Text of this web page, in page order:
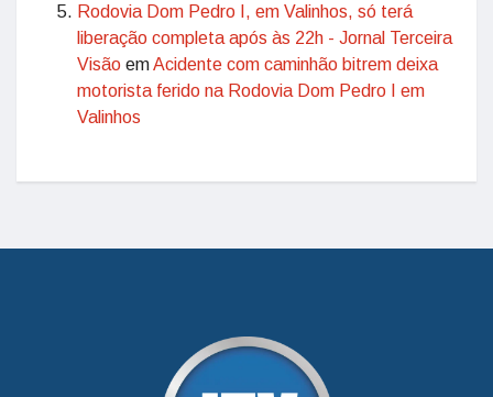
Rodovia Dom Pedro I, em Valinhos, só terá
liberação completa após às 22h - Jornal Terceira
Visão emAcidente com caminhão bitrem deixa
motorista ferido na Rodovia Dom Pedro I em
Valinhos